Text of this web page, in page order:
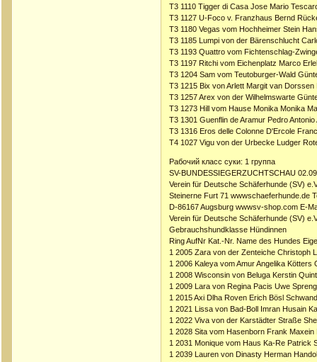
T3 1110 Tigger di Casa Jose Mario
T3 1127 U-Foco v. Franzhaus Bernd
T3 1180 Vegas vom Hochheimer Stein
T3 1185 Lumpi von der Bärenschlucht
T3 1193 Quattro vom Fichtenschlag-
T3 1197 Ritchi vom Eichenplatz Marco
T3 1204 Sam vom Teutoburger-Wald
T3 1215 Bix von Arlett Margit van Dorssen
T3 1257 Arex von der Wilhelmswarte
T3 1273 Hill vom Hause Monika Monika
T3 1301 Guenflin de Aramur Pedro
T3 1316 Eros delle Colonne D'Ercole
T4 1027 Vigu von der Urbecke Ludger
Рабочий класс суки: 1 группа
SV-BUNDESSIEGERZUCHTSCHAU
Verein für Deutsche Schäferhunde (SV)
Steinerne Furt 71 wwwschaeferhunde.de
D-86167 Augsburg wwwsv-shop.com E-
Verein für Deutsche Schäferhunde (SV)
Gebrauchshundklasse Hündinnen
Ring AufNr Kat.-Nr. Name des Hundes
1 2005 Zara von der Zenteiche Christoph
1 2006 Kaleya vom Amur Angelika Kötters
1 2008 Wisconsin von Beluga Kerstin
1 2009 Lara von Regina Pacis Uwe
1 2015 Axi Dlha Roven Erich Bösl
1 2021 Lissa von Bad-Boll Imran Husain
1 2022 Viva von der Karstädter Straße
1 2028 Sita vom Hasenborn Frank Maxein
1 2031 Monique vom Haus Ka-Re Patrick
1 2039 Lauren von Dinasty Herman